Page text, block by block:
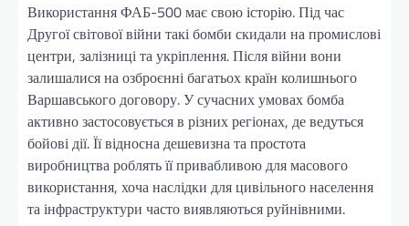
Використання ФАБ-500 має свою історію. Під час
Другої світової війни такі бомби скидали на промислові
центри, залізниці та укріплення. Після війни вони
залишалися на озброєнні багатьох країн колишнього
Варшавського договору. У сучасних умовах бомба
активно застосовується в різних регіонах, де ведуться
бойові дії. Її відносна дешевизна та простота
виробництва роблять її привабливою для масового
використання, хоча наслідки для цивільного населення
та інфраструктури часто виявляються руйнівними.